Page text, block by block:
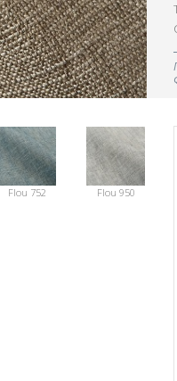
Flou 752 Flou 950